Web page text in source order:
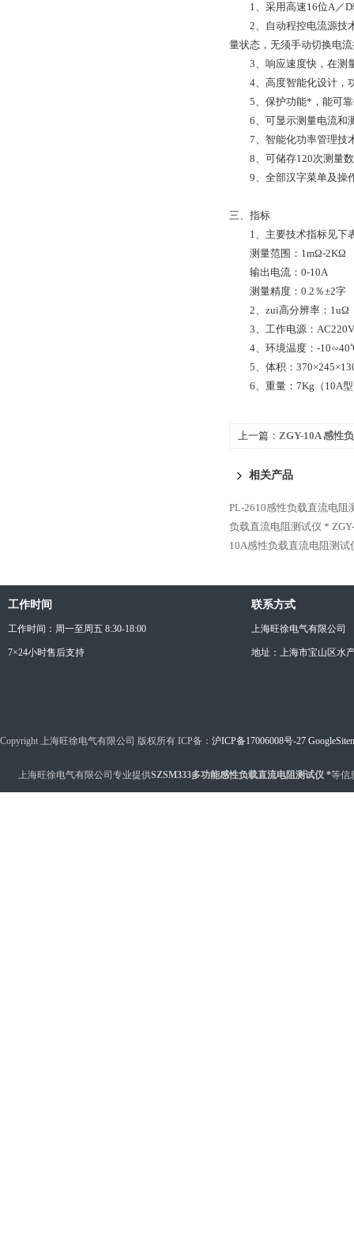
1、采用高速16位A／D
2、自动程控电流源技术
量状态，无须手动切换电
3、响应速度快，在测量
4、高度智能化设计，功
5、保护功能*，能可靠
6、可显示测量电流和
7、智能化功率管理技
8、可储存120次测量数
9、全部汉字菜单及操
三、指标
1、主要技术指标见下
测量范围：1mΩ-2KΩ
输出电流：0-10A
测量精度：0.2％±2字
2、zui高分辨率：1uΩ
3、工作电源：
4、环境温度：-
5、体积：
6、重量：7Kg（10A型
上一篇： ZGY-10A 感性
相关产品
PL-2610感性负载直流电阻
负载直流电阻测试仪 *
10A感性负载直流电阻测试
工作时间
工作时间：周一至周五 8:30-18:00
7×24小时售后支持
联系方式
上海旺徐电气有限公司
地址：上海市宝山区水
Copyright 上海旺徐电气有限公司 版权所有 ICP备： 沪ICP备17006008号-27
上海旺徐电气有限公司专业提供SZSM333多功能感性负载直流电阻测试仪 *等信